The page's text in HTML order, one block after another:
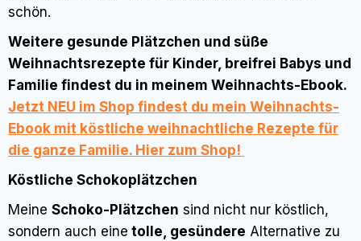
schön.
Weitere gesunde Plätzchen und süße
Weihnachtsrezepte für Kinder, breifrei Babys und
Familie findest du in meinem Weihnachts-Ebook.
Jetzt NEU im Shop findest du mein Weihnachts-
Ebook mit köstliche weihnachtliche Rezepte für
die ganze Familie. Hier zum Shop!
Köstliche Schokoplätzchen
Meine Schoko-Plätzchen sind nicht nur köstlich,
sondern auch eine tolle, gesündere Alternative zu